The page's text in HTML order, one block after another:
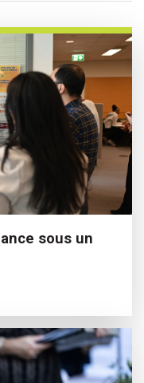
sous un